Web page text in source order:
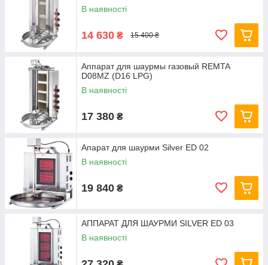
В наявності
14 630 ₴ 15 400 ₴
Аппарат для шаурмы газовый REMTA
D08MZ (D16 LPG)
В наявності
17 380 ₴
Апарат для шаурми Silver ED 02
В наявності
19 840 ₴
АППАРАТ ДЛЯ ШАУРМИ SILVER ED 03
В наявності